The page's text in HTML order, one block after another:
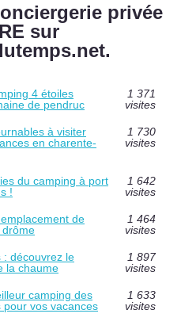
privée
sur
4 étoiles
de pendruc
1 371
visites
à visiter
en charente-
1 730
visites
du camping à port
!
1 642
visites
de
drôme
1 464
visites
: découvrez le
la chaume
1 897
visites
camping des
pour vos vacances
1 633
visites